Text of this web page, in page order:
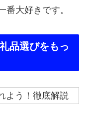
番大好きです。
品選びをもっ